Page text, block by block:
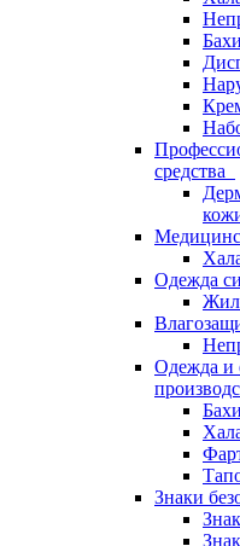
средства
Одежда
Одежда и
Знаки